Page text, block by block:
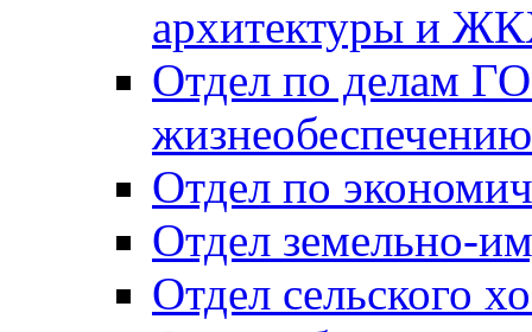
архитектуры и
Отдел по делам
Отдел по
Отдел земельно-
Отдел сельского